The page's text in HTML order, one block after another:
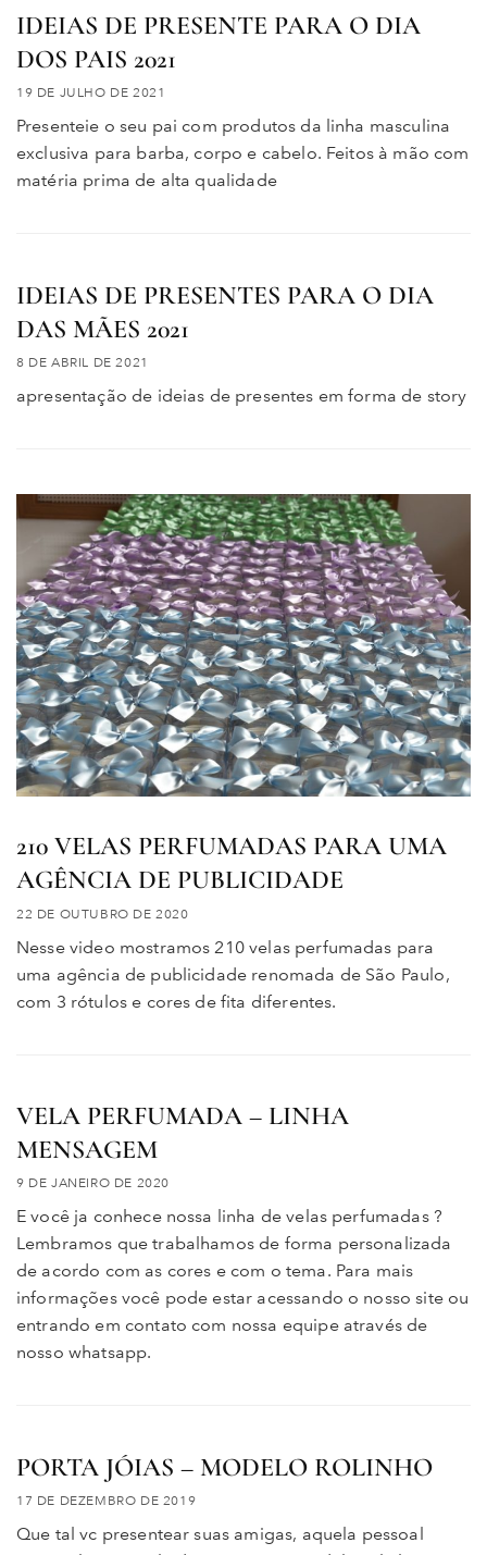
IDEIAS DE PRESENTE PARA O DIA
DOS PAIS 2021
19 DE JULHO DE 2021
Presenteie o seu pai com produtos da linha masculina
exclusiva para barba, corpo e cabelo. Feitos à mão com
matéria prima de alta qualidade
IDEIAS DE PRESENTES PARA O DIA
DAS MÃES 2021
8 DE ABRIL DE 2021
apresentação de ideias de presentes em forma de story
210 VELAS PERFUMADAS PARA UMA
AGÊNCIA DE PUBLICIDADE
22 DE OUTUBRO DE 2020
Nesse video mostramos 210 velas perfumadas para
uma agência de publicidade renomada de São Paulo,
com 3 rótulos e cores de fita diferentes.
VELA PERFUMADA – LINHA
MENSAGEM
9 DE JANEIRO DE 2020
E você ja conhece nossa linha de velas perfumadas ?
Lembramos que trabalhamos de forma personalizada
de acordo com as cores e com o tema. Para mais
informações você pode estar acessando o nosso site ou
entrando em contato com nossa equipe através de
nosso whatsapp.
PORTA JÓIAS – MODELO ROLINHO
17 DE DEZEMBRO DE 2019
Que tal vc presentear suas amigas, aquela pessoal